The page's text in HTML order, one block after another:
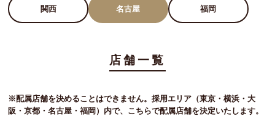
関西 名古屋 福岡
店舗一覧
※配属店舗を決めることはできません。採用エリア（東京・横浜・大
阪・京都・名古屋・福岡）内で、こちらで配属店舗を決定いたします。